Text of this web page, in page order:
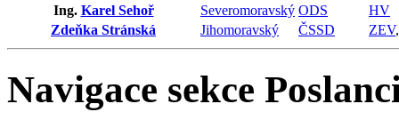
Ing. Karel Sehoř Severomoravský ODS
HV
Zdeňka Stránská
Jihomoravský ČSSD ZEV
Navigace sekce